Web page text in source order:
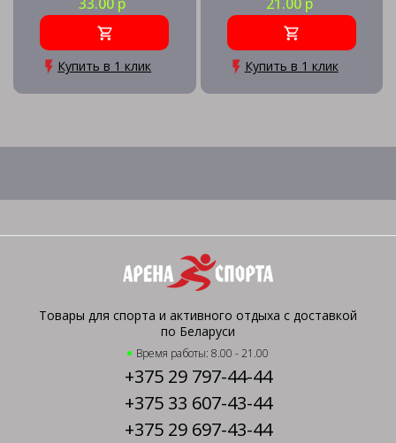
Купить в 1 клик Купить в 1 клик
Товары для спорта и активного отдыха с доставкой
по Беларуси
Время работы: 8.00 - 21.00
+375 29 797-44-44
+375 33 607-43-44
+375 29 697-43-44